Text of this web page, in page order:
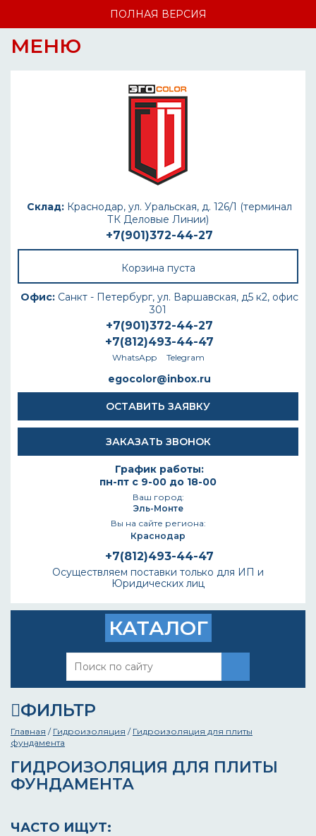
ПОЛНАЯ ВЕРСИЯ
МЕНЮ
Склад: Краснодар, ул. Уральская, д. 126/1 (терминал
ТК Деловые Линии)
+7(901)372-44-27
Корзина пуста
Офис: Санкт - Петербург, ул. Варшавская, д5 к2, офис
301
+7(901)372-44-27
+7(812)493-44-47
WhatsApp Telegram
egocolor@inbox.ru
ОСТАВИТЬ ЗАЯВКУ
ЗАКАЗАТЬ ЗВОНОК
График работы:
пн-пт с 9-00 до 18-00
Ваш город:
Эль-Монте
Вы на сайте региона:
Краснодар
+7(812)493-44-47
Осуществляем поставки только для ИП и
Юридических лиц
КАТАЛОГ
ФИЛЬТР
Главная / Гидроизоляция / Гидроизоляция для плиты
фундамента
ГИДРОИЗОЛЯЦИЯ ДЛЯ ПЛИТЫ
ФУНДАМЕНТА
ЧАСТО ИЩУТ: